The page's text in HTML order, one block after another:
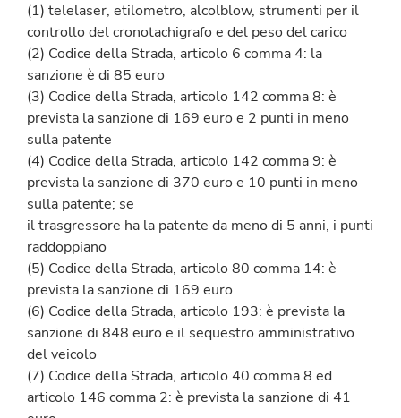
(1) telelaser, etilometro, alcolblow, strumenti per il
controllo del cronotachigrafo e del peso del carico
(2) Codice della Strada, articolo 6 comma 4: la
sanzione è di 85 euro
(3) Codice della Strada, articolo 142 comma 8: è
prevista la sanzione di 169 euro e 2 punti in meno
sulla patente
(4) Codice della Strada, articolo 142 comma 9: è
prevista la sanzione di 370 euro e 10 punti in meno
sulla patente; se
il trasgressore ha la patente da meno di 5 anni, i punti
raddoppiano
(5) Codice della Strada, articolo 80 comma 14: è
prevista la sanzione di 169 euro
(6) Codice della Strada, articolo 193: è prevista la
sanzione di 848 euro e il sequestro amministrativo
del veicolo
(7) Codice della Strada, articolo 40 comma 8 ed
articolo 146 comma 2: è prevista la sanzione di 41